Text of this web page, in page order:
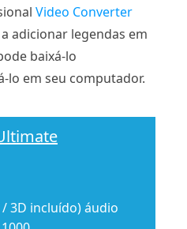
Video Converter
adicionar legendas em
baixá-lo
lo em seu computador.
3D incluído) áudio